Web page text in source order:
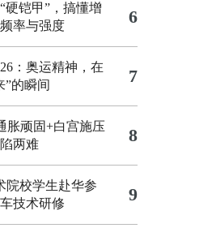
硬铠甲”，搞懂增
率与强度
6
：奥运精神，在
”的瞬间
7
胀顽固+白宫施压
两难
8
院校学生赴华参
技术研修
9